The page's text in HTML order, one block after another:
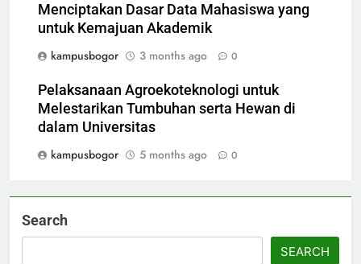
Menciptakan Dasar Data Mahasiswa yang
untuk Kemajuan Akademik
kampusbogor
3 months ago 0
Pelaksanaan Agroekoteknologi untuk
Melestarikan Tumbuhan serta Hewan di
dalam Universitas
kampusbogor
5 months ago 0
Search
SEARCH